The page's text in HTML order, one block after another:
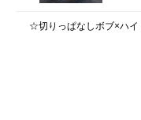
☆切りっぱなしボブ×ハイ